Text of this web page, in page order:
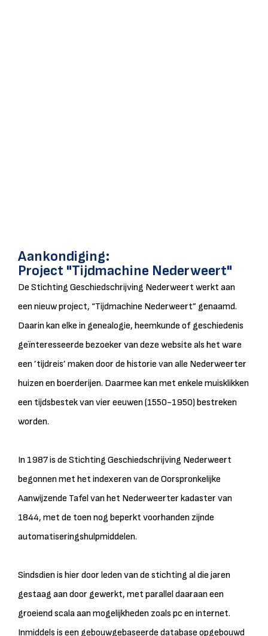
Aankondiging:
Project "Tijdmachine Nederweert"
De Stichting Geschiedschrijving Nederweert werkt aan
een nieuw project, “Tijdmachine Nederweert” genaamd.
Daarin kan elke in genealogie, heemkunde of geschiedenis
geïnteresseerde bezoeker van deze website als het ware
een ’tijdreis’ maken door de historie van alle Nederweerter
huizen en boerderijen. Daarmee kan met enkele muisklikken
een tijdsbestek van vier eeuwen (1550-1950) bestreken
worden.
In 1987 is de Stichting Geschiedschrijving Nederweert
begonnen met het indexeren van de Oorspronkelijke
Aanwijzende Tafel van het Nederweerter kadaster van
1844, met de toen nog beperkt voorhanden zijnde
automatiseringshulpmiddelen.
Sindsdien is hier door leden van de stichting al die jaren
gestaag aan door gewerkt, met parallel daaraan een
groeiend scala aan mogelijkheden zoals pc en internet.
Inmiddels is een gebouwgebaseerde database opgebouwd